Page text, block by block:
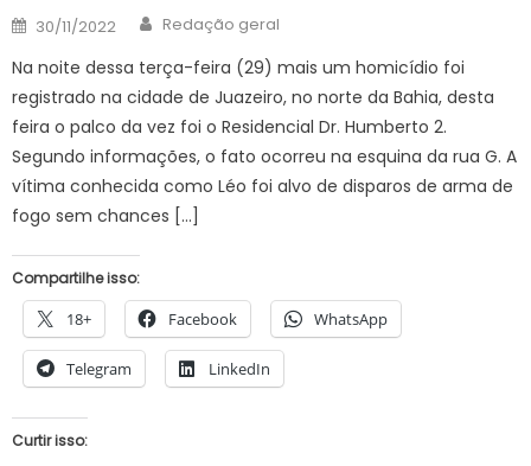
Posted
on
30/11/2022 Author
Redação geral
Na noite dessa terça-feira (29) mais um homicídio foi
registrado na cidade de Juazeiro, no norte da Bahia, desta
feira o palco da vez foi o Residencial Dr. Humberto 2.
Segundo informações, o fato ocorreu na esquina da rua G. A
vítima conhecida como Léo foi alvo de disparos de arma de
fogo sem chances […]
Compartilhe isso:
18+ Facebook WhatsApp
Telegram LinkedIn
Curtir isso: